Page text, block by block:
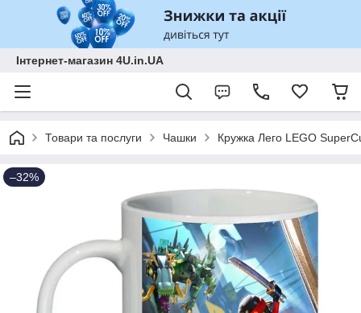
Інтернет-магазин 4U.in.UA
Товари та послуги Чашки Кружка Лего LEGO
–32%